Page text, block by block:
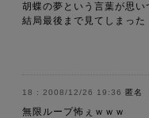
胡蝶の夢という言葉が思
結局最後まで見てしまった
2008/12/26 19:36 匿名
無限ループ怖ぇｗｗｗ